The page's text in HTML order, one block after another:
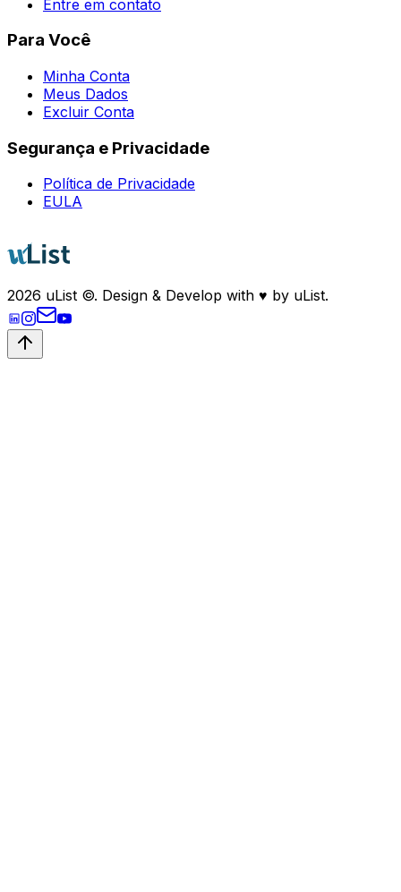
Entre em contato
Para Você
Minha Conta
Meus Dados
Excluir Conta
Segurança e Privacidade
Política de Privacidade
EULA
2026 uList ©. Design & Develop with ♥ by uList.